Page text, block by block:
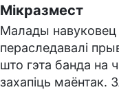
Мікразмест
Малады навуковец
пераследавалі
што гэта банда на
захапіць